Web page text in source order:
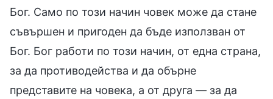
Бог. Само по този начин човек може да стане
съвършен и пригоден да бъде използван от
Бог. Бог работи по този начин, от една страна,
за да противодейства и да обърне
представите на човека, а от друга — за да